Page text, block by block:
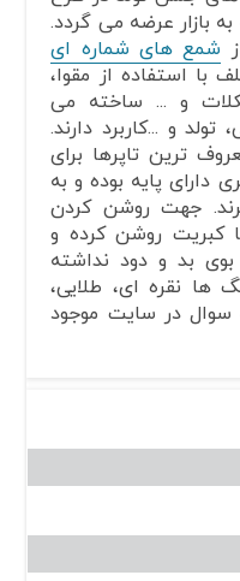
بازار عرضه می گردد.
شمع های شماره ای
استفاده از مقوا،
و ... ساخته می
و ...کاربرد دارند.
ترین تاپرها برای
پایه بوده و به
جهت روشن کردن
کبریت روشن کرده و
بد و دود نداشته
ها نقره ای، طلایی،
0 تا 9 و علامت سوال در سایت موجود